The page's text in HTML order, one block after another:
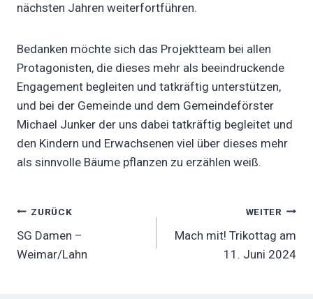
nächsten Jahren weiterfortführen.
Bedanken möchte sich das Projektteam bei allen
Protagonisten, die dieses mehr als beeindruckende
Engagement begleiten und tatkräftig unterstützen,
und bei der Gemeinde und dem Gemeindeförster
Michael Junker der uns dabei tatkräftig begleitet und
den Kindern und Erwachsenen viel über dieses mehr
als sinnvolle Bäume pflanzen zu erzählen weiß.
Beitragsnavigation
ZURÜCK
SG Damen –
Weimar/Lahn
WEITER
Mach mit! Trikottag am
11. Juni 2024